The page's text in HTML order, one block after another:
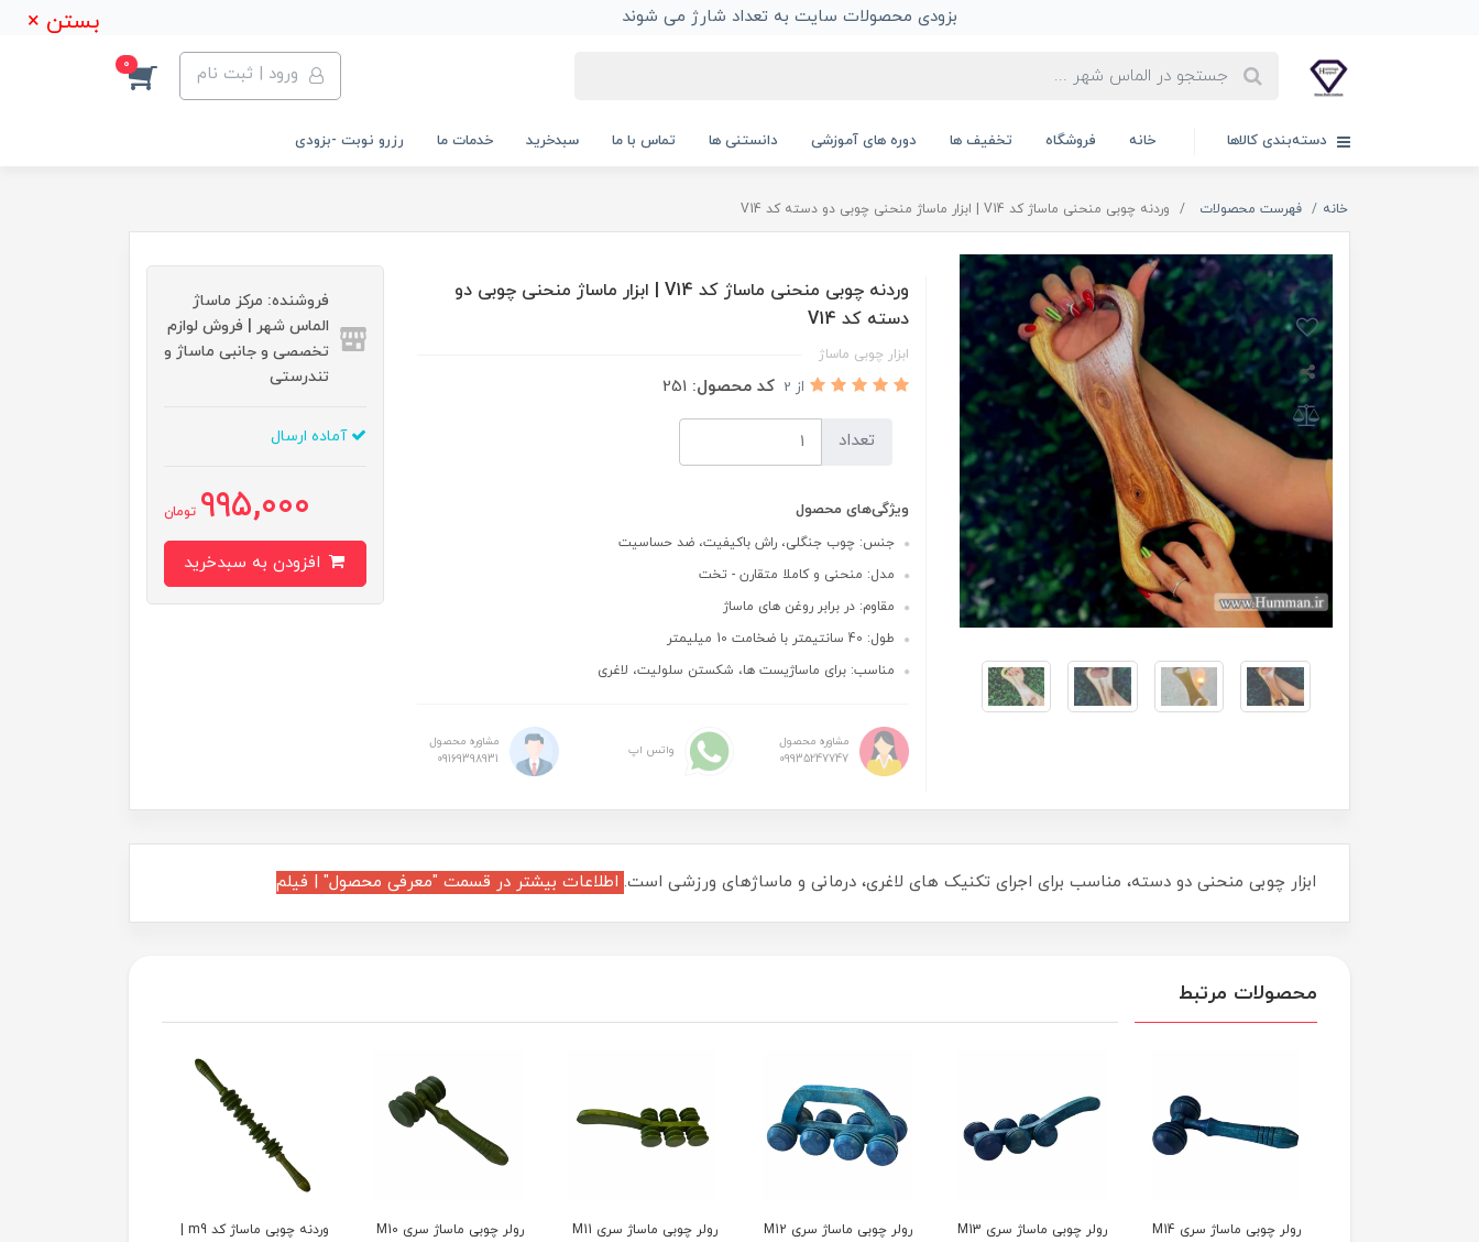
بزودی محصولات سایت به تعداد شارژ می شوند بستن ×
ورود | ثبت نام 0
دسته‌بندی کالاها خانه فروشگاه تخفیف ها دوره های آموزشی دانستنی ها تماس با ما سبدخرید خدمات ما رزرو نوبت -بزودی
خانه فهرست محصولات وردنه چوبی منحنی ماساژ کد V14 | ابزار ماساژ منحنی چوبی دو دسته کد V14
وردنه چوبی منحنی ماساژ کد V14 | ابزار ماساژ منحنی چوبی دو
دسته کد V14
ابزار چوبی ماساژ
از 2 کد محصول: 251
تعداد
ویژگی‌های محصول
جنس: چوب جنگلی، راش باکیفیت، ضد حساسیت
مدل: منحنی و کاملا متقارن - تخت
مقاوم: در برابر روغن های ماساژ
طول: 40 سانتیمتر با ضخامت 10 میلیمتر
مناسب: برای ماساژیست ها، شکستن سلولیت، لاغری
مشاوره محصول
09935247747
واتس اپ
مشاوره محصول
09169398931
فروشنده: مرکز ماساژ
الماس شهر | فروش لوازم
تخصصی و جانبی ماساژ و
تندرستی
آماده ارسال
995,000 تومان
ابزار چوبی منحنی دو دسته، مناسب برای اجرای تکنیک های لاغری، درمانی و ماساژهای ورزشی است. اطلاعات بیشتر در قسمت "معرفی محصول" | فیلم
محصولات مرتبط
رولر چوبی ماساژ سری M14
رولر چوبی ماساژ سری M13
رولر چوبی ماساژ سری M12
رولر چوبی ماساژ سری M11
رولر چوبی ماساژ سری M10
وردنه چوبی ماساژ کد m9 |